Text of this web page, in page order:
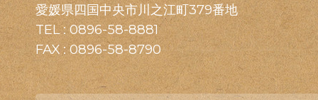
愛媛県四国中央市川之江町379番地
TEL :0896-58-8881
FAX : 0896-58-8790